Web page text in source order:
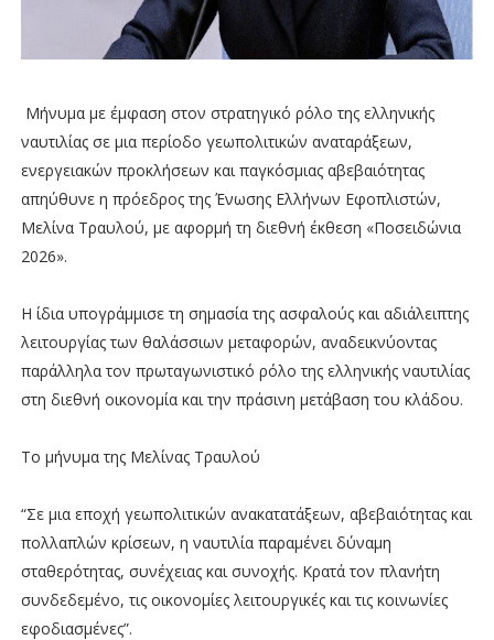
Μήνυμα με έμφαση στον στρατηγικό ρόλο της ελληνικής
ναυτιλίας σε μια περίοδο γεωπολιτικών αναταράξεων,
ενεργειακών προκλήσεων και παγκόσμιας αβεβαιότητας
απηύθυνε η πρόεδρος της Ένωσης Ελλήνων Εφοπλιστών,
Μελίνα Τραυλού, με αφορμή τη διεθνή έκθεση «Ποσειδώνια
2026».
Η ίδια υπογράμμισε τη σημασία της ασφαλούς και αδιάλειπτης
λειτουργίας των θαλάσσιων μεταφορών, αναδεικνύοντας
παράλληλα τον πρωταγωνιστικό ρόλο της ελληνικής ναυτιλίας
στη διεθνή οικονομία και την πράσινη μετάβαση του κλάδου.
Το μήνυμα της Μελίνας Τραυλού
“Σε μια εποχή γεωπολιτικών ανακατατάξεων, αβεβαιότητας και
πολλαπλών κρίσεων, η ναυτιλία παραμένει δύναμη
σταθερότητας, συνέχειας και συνοχής. Κρατά τον πλανήτη
συνδεδεμένο, τις οικονομίες λειτουργικές και τις κοινωνίες
εφοδιασμένες”.